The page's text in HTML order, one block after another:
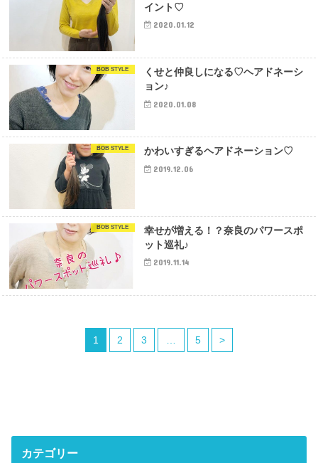
イント♡
2020.01.12
BOB STYLE
くせと仲良しになる♡ヘアドネーシ
ョン♪
2020.01.08
BOB STYLE かわいすぎるヘアドネーション♡
2019.12.06
BOB STYLE
幸せが増える！？奈良のパワースポ
ット巡礼♪
2019.11.14
1 2 3 5 >
カテゴリー